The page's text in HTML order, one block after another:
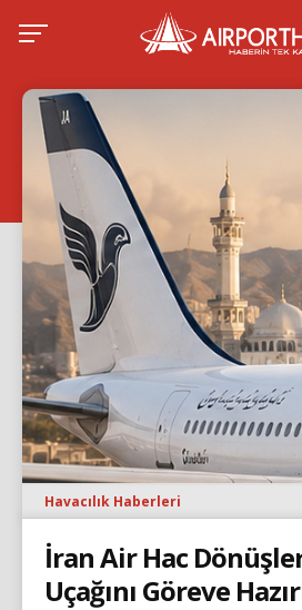
Havacılık Haberleri
İran Air Hac
Uçağını Göreve